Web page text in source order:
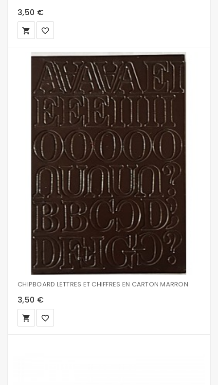
3,50 €
local_grocery_store favorite_border
CHIPBOARD LETTRES ET CHIFFRES EN CARTON MARRON
3,50 €
local_grocery_store favorite_border